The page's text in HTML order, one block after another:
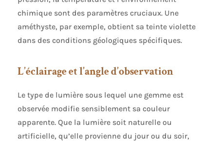
chimique sont des paramètres cruciaux. Une
améthyste, par exemple, obtient sa teinte violette
dans des conditions géologiques spécifiques.
L’éclairage et l’angle d’observation
Le type de lumière sous lequel une gemme est
observée modifie sensiblement sa couleur
apparente. Que la lumière soit naturelle ou
artificielle, qu’elle provienne du jour ou du soir,